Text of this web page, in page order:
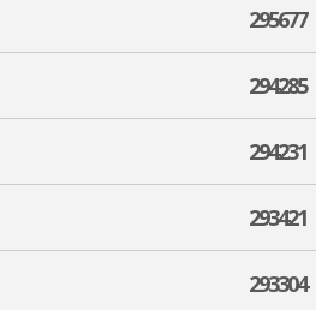
295677
294285
294231
293421
293304